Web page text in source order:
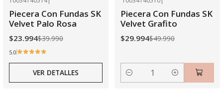
Agotado
Piecera Con Fundas SK
Velvet Palo Rosa
$23.994$39.990
5.0
VER DETALLES
Piecera Con Fundas SK
Velvet Grafito
$29.994$49.990
Cantidad